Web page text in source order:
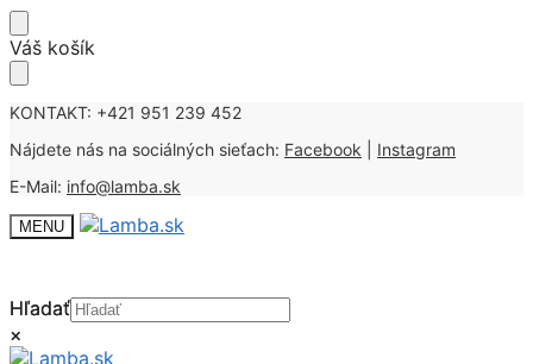
Skip
to
Skip
to
Váš košík
KONTAKT: +421 951 239 452
Nájdete nás na sociálných sieťach: Facebook
Instagram
E-Mail: info@lamba.sk
MENU
Hľadať
×
Hľadať
×